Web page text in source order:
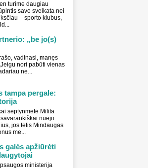
turime daugiau
savo sveikata nei
– sporto klubus,
„be jo(s)
vadinasi, manęs
nori pabūti vienas
ne...
tampa pergale:
septynmetė Milita
nuėjo
jos tėtis Mindaugas
me...
galės apžiūrėti
ministerija